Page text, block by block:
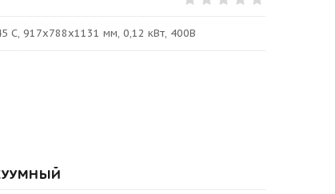
С, 917x788x1131 мм, 0,12 кВт, 400В